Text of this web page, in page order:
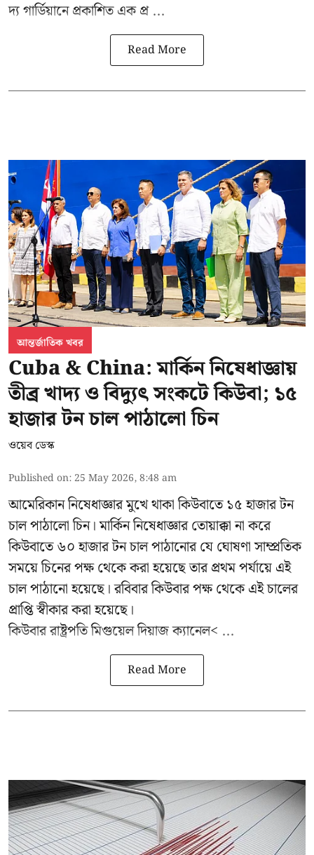
দ্য গার্ডিয়ানে প্রকাশিত এক প্র ...
Read More
আন্তর্জাতিক খবর
Cuba & China: মার্কিন নিষেধাজ্ঞায়
তীব্র খাদ্য ও বিদ্যুৎ সংকটে কিউবা; ১৫
হাজার টন চাল পাঠালো চিন
ওয়েব ডেস্ক
Published on: 25 May 2026, 8:48 am
আমেরিকান নিষেধাজ্ঞার মুখে থাকা কিউবাতে ১৫ হাজার টন
চাল পাঠালো চিন। মার্কিন নিষেধাজ্ঞার তোয়াক্কা না করে
কিউবাতে ৬০ হাজার টন চাল পাঠানোর যে ঘোষণা সাম্প্রতিক
সময়ে চিনের পক্ষ থেকে করা হয়েছে তার প্রথম পর্যায়ে এই
চাল পাঠানো হয়েছে। রবিবার কিউবার পক্ষ থেকে এই চালের
প্রাপ্তি স্বীকার করা হয়েছে।
কিউবার রাষ্ট্রপতিমিগুয়েল দিয়াজ ক্যানেল< ...
Read More